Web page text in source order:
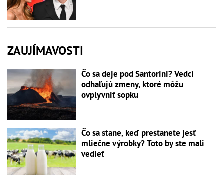
ZAUJÍMAVOSTI
Čo sa deje pod Santorini? Vedci
odhaľujú zmeny, ktoré môžu
ovplyvniť sopku
Čo sa stane, keď prestanete jesť
mliečne výrobky? Toto by ste mali
vedieť